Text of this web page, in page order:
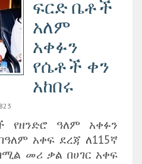
ፍርድ ቤቶች
አለም
አቀፉን
የሴቶች ቀን
አከበሩ
823
የዘንድሮ ዓለም አቀፉን
አቀፍ ደረጃ ለ115ኛ
በሚል መሪ ቃል በሀገር አቀፍ